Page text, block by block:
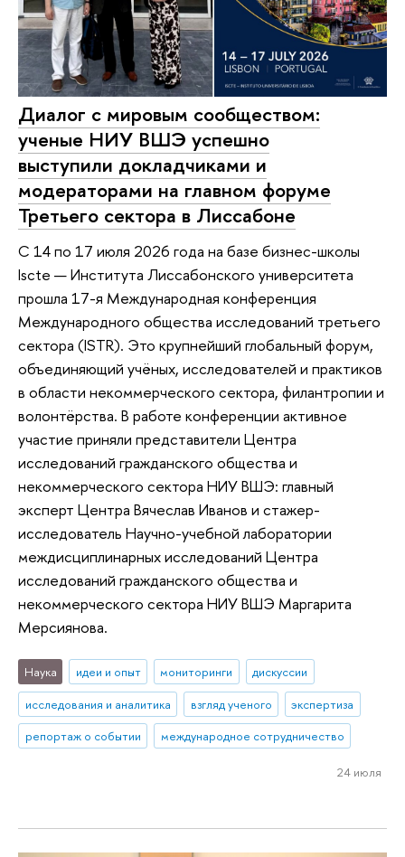
Диалог с мировым сообществом:
ученые НИУ ВШЭ успешно
выступили докладчиками и
модераторами на главном форуме
Третьего сектора в Лиссабоне
С 14 по 17 июля 2026 года на базе бизнес-школы
Iscte — Института Лиссабонского университета
прошла 17-я Международная конференция
Международного общества исследований третьего
сектора (ISTR). Это крупнейший глобальный форум,
объединяющий учёных, исследователей и практиков
в области некоммерческого сектора, филантропии и
волонтёрства. В работе конференции активное
участие приняли представители Центра
исследований гражданского общества и
некоммерческого сектора НИУ ВШЭ: главный
эксперт Центра Вячеслав Иванов и стажер-
исследователь Научно-учебной лаборатории
междисциплинарных исследований Центра
исследований гражданского общества и
некоммерческого сектора НИУ ВШЭ Маргарита
Мерсиянова.
Наука идеи и опыт мониторинги
дискуссии
исследования и аналитика
взгляд ученого
экспертиза
репортаж о событии
международное сотрудничество
24 июля